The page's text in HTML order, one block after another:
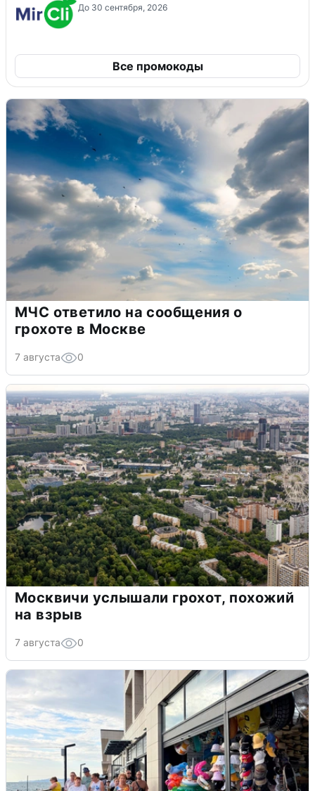
До 30 сентября, 2026
Все промокоды
МЧС ответило на сообщения о
грохоте в Москве
7 августа 0
Москвичи услышали грохот, похожий
на взрыв
7 августа 0